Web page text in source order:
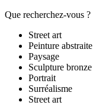
Que recherchez-vous ?
Street art
Peinture abstraite
Paysage
Sculpture bronze
Portrait
Surréalisme
Street art